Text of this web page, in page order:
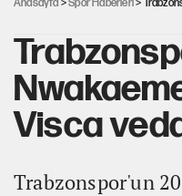
Anasayfa >Spor Haberleri>
Visca
Trabzonspor'un